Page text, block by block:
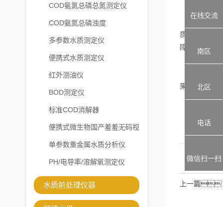
COD氨氮总磷总氮测定仪
COD氨氮总磷浊度
多参数水质测定仪
便携式水质测定仪
红外测油仪
BOD测定仪
标准COD消解器
便携式微生物国产羞羞无码视
频在线观看免费
单参数重金属水质分析仪
PH/电导率/溶解氧测定仪
水质前处理仪器
此外，
质变化，
障居民的饮
果的准确性
上一篇
在线交流
南区
北区
电话
微信扫一扫